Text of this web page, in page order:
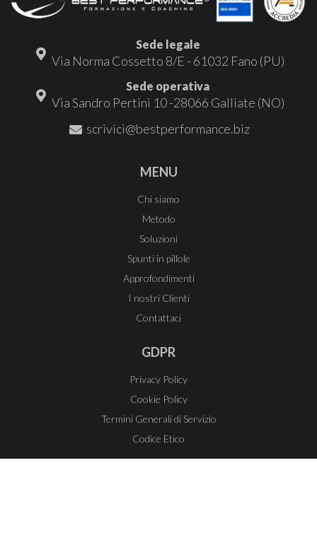
Sede legale
Via Norma Cossetto 8/E - 61032 Fano (PU)
Sede operativa
Via Sandro Pertini 10 -28066 Galliate (NO)
scrivici@bestperformance.biz
MENU
Chi siamo
Metodo
Soluzioni
Spunti in pillole
Approfondimenti
I nostri Clienti
Contattaci
GDPR
Privacy Policy
Cookie Policy
Termini Generali di Servizio
Codice Etico